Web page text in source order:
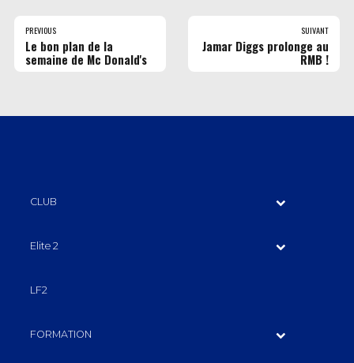
PREVIOUS
Le bon plan de la
semaine de Mc Donald's
SUIVANT
Jamar Diggs prolonge au
RMB !
CLUB
Elite 2
LF2
FORMATION